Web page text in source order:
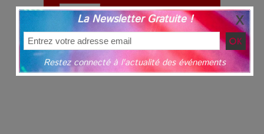
La Newsletter Gratuite !
Restez connecté à l'actualité des événements